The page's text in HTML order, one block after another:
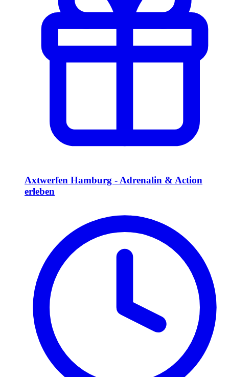
Axtwerfen Hamburg - Adrenalin & Action
erleben